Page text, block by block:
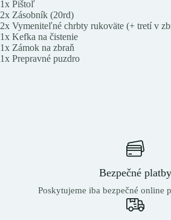
1x Pištoľ
2x Zásobník (20rd)
2x Vymeniteľné chrbty rukoväte (+ tretí v
1x Kefka na čistenie
1x Zámok na zbraň
1x Prepravné puzdro
Bezpečné platby
Poskytujeme iba bezpečné online